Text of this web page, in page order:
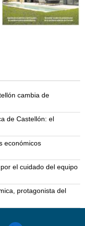
cambia de
de Castellón: el
económicos
el cuidado del equipo
protagonista del